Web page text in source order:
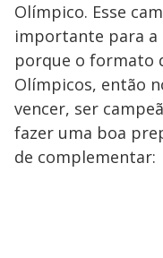
Olímpico. Esse
importante para a
porque o formato
Olímpicos, então
vencer, ser
fazer uma boa
de complementar: